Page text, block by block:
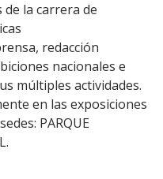
de la carrera de
redacción
nacionales e
múltiples actividades.
en las exposiciones
PARQUE